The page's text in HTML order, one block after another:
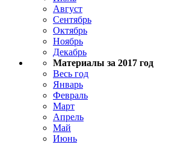
Август
Сентябрь
Октябрь
Ноябрь
Декабрь
Материалы за 2017 год
Весь год
Январь
Февраль
Март
Апрель
Май
Июнь